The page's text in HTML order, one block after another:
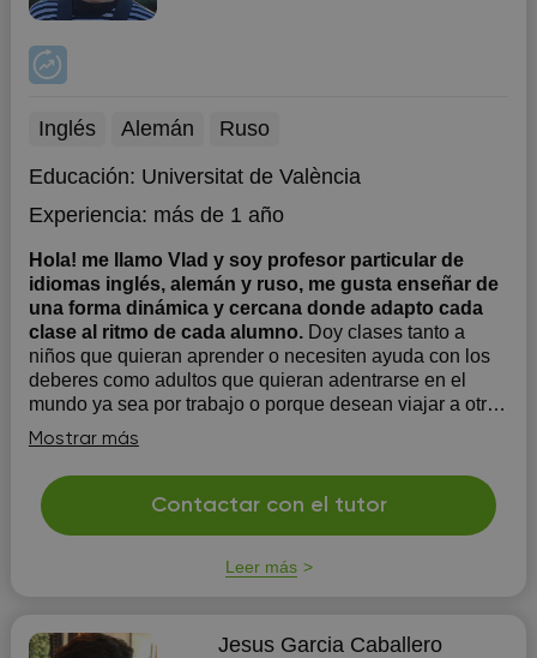
Inglés Alemán
Ruso
Educación: Universitat de València
Experiencia: más de 1 año
Hola! me llamo Vlad y soy profesor particular de
idiomas inglés, alemán y ruso, me gusta enseñar de
una forma dinámica y cercana donde adapto cada
clase al ritmo de cada alumno. Doy clases tanto a
niños que quieran aprender o necesiten ayuda con los
deberes como adultos que quieran adentrarse en el
mundo ya sea por trabajo o porque desean viajar a otro
pais y asi poder defenderse en el dia a dia con un
lenguaje lo suficientemente avanzado para que asi
vayan con confianza y ...
Mostrar más
Contactar con el tutor
Leer más
Jesus Garcia Caballero